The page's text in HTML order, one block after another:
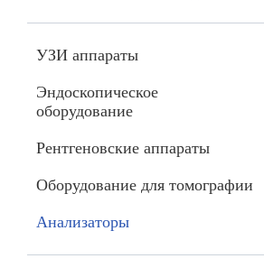
УЗИ аппараты
Эндоскопическое
оборудование
Рентгеновские аппараты
Оборудование для томографии
Анализаторы